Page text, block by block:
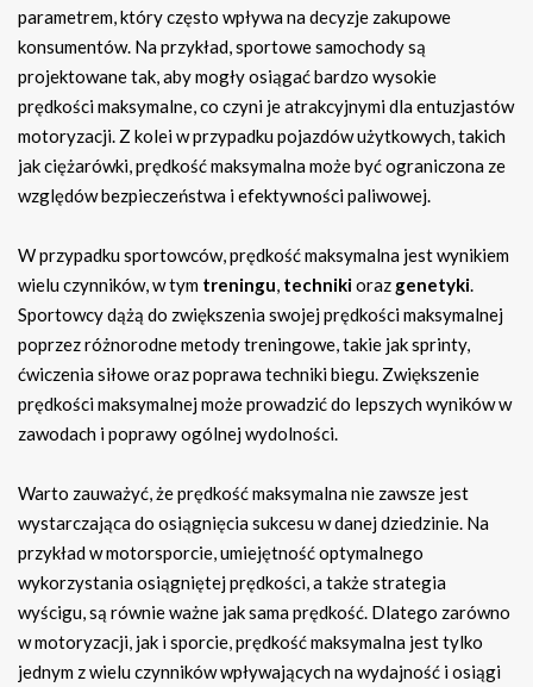
parametrem, który często wpływa na decyzje zakupowe
konsumentów. Na przykład, sportowe samochody są
projektowane tak, aby mogły osiągać bardzo wysokie
prędkości maksymalne, co czyni je atrakcyjnymi dla entuzjastów
motoryzacji. Z kolei w przypadku pojazdów użytkowych, takich
jak ciężarówki, prędkość maksymalna może być ograniczona ze
względów bezpieczeństwa i efektywności paliwowej.
W przypadku sportowców, prędkość maksymalna jest wynikiem
wielu czynników, w tym treningu, technikioraz genetyki.
Sportowcy dążą do zwiększenia swojej prędkości maksymalnej
poprzez różnorodne metody treningowe, takie jak sprinty,
ćwiczenia siłowe oraz poprawa techniki biegu. Zwiększenie
prędkości maksymalnej może prowadzić do lepszych wyników w
zawodach i poprawy ogólnej wydolności.
Warto zauważyć, że prędkość maksymalna nie zawsze jest
wystarczająca do osiągnięcia sukcesu w danej dziedzinie. Na
przykład w motorsporcie, umiejętność optymalnego
wykorzystania osiągniętej prędkości, a także strategia
wyścigu, są równie ważne jak sama prędkość. Dlatego zarówno
w motoryzacji, jak i sporcie, prędkość maksymalna jest tylko
jednym z wielu czynników wpływających na wydajność i osiągi